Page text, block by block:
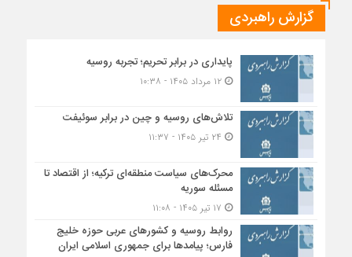
گزارش راهبردی
پایداری در برابر تحریم؛ تجربه روسیه
۱۲ مرداد ۱۴۰۵ - ۱۰:۳۸
تلاش‌های روسیه و چین در برابر سوئیفت
محرک‌های سیاست منطقه‌‎ای ترکیه؛ از اقتصاد تا
مسئله سوریه
روابط روسیه و کشورهای عربی حوزه خلیج
فارس؛ پیامدها برای جمهوری اسلامی ایران